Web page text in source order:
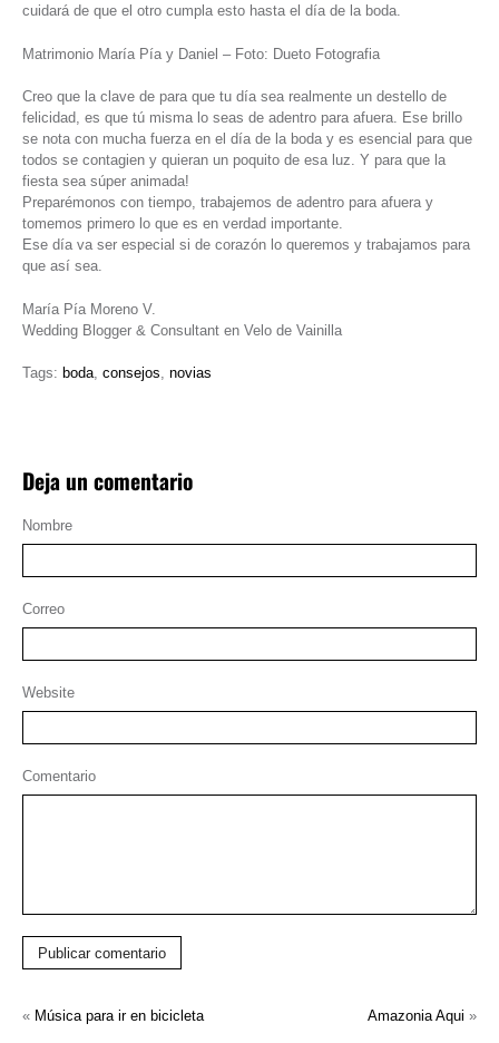
cuidará de que el otro cumpla esto hasta el día de la boda.
Matrimonio María Pía y Daniel – Foto: Dueto Fotografia
Creo que la clave de para que tu día sea realmente un destello de
felicidad, es que tú misma lo seas de adentro para afuera. Ese brillo
se nota con mucha fuerza en el día de la boda y es esencial para que
todos se contagien y quieran un poquito de esa luz. Y para que la
fiesta sea súper animada!
Preparémonos con tiempo, trabajemos de adentro para afuera y
tomemos primero lo que es en verdad importante.
Ese día va ser especial si de corazón lo queremos y trabajamos para
que así sea.
María Pía Moreno V.
Wedding Blogger & Consultant en Velo de Vainilla
Tags: boda, consejos, novias
Deja un comentario
Nombre
Correo
Website
Comentario
Publicar comentario
« Música para ir en bicicleta Amazonia Aqui »